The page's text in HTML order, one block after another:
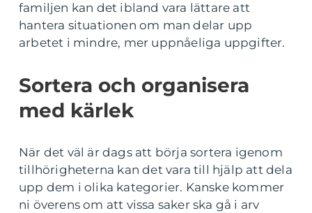
familjen kan det ibland vara lättare att
hantera situationen om man delar upp
arbetet i mindre, mer uppnåeliga uppgifter.
Sortera och organisera
med kärlek
När det väl är dags att börja sortera igenom
tillhörigheterna kan det vara till hjälp att dela
upp dem i olika kategorier. Kanske kommer
ni överens om att vissa saker ska gå i arv